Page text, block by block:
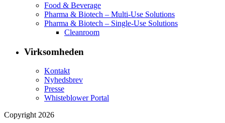
Food & Beverage
Pharma & Biotech – Multi-Use Solutions
Pharma & Biotech – Single-Use Solutions
Cleanroom
Virksomheden
Kontakt
Nyhedsbrev
Presse
Whisteblower Portal
Copyright 2026